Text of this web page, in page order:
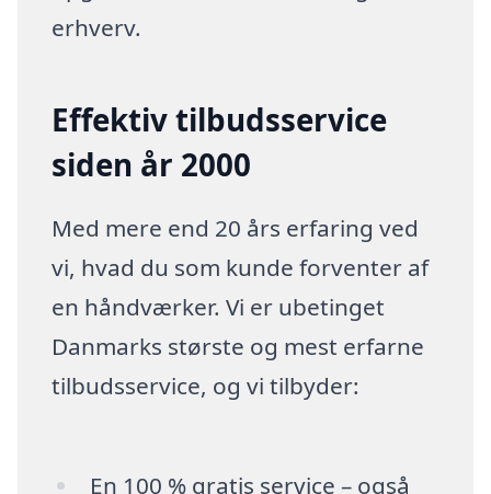
erhverv.
Effektiv tilbudsservice
siden år 2000
Med mere end 20 års erfaring ved
vi, hvad du som kunde forventer af
en håndværker. Vi er ubetinget
Danmarks største og mest erfarne
tilbudsservice, og vi tilbyder:
En 100 % gratis service – også